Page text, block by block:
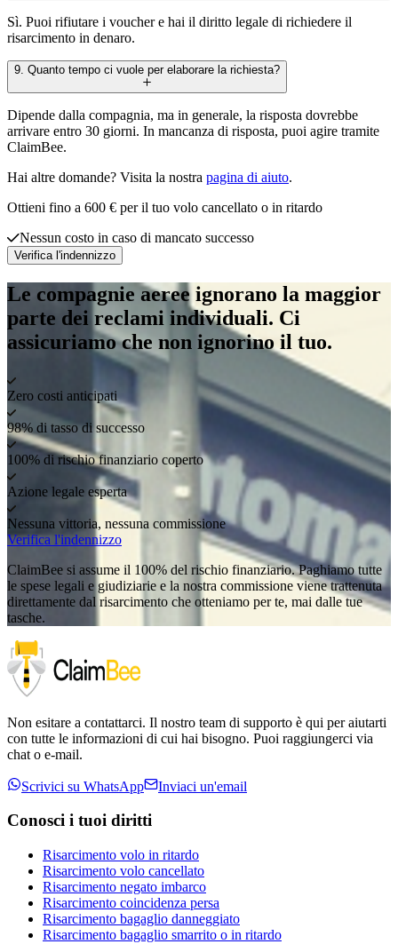
Sì. Puoi rifiutare i voucher e hai il diritto legale di richiedere il
risarcimento in denaro.
9. Quanto tempo ci vuole per elaborare la richiesta?
Dipende dalla compagnia, ma in generale, la risposta dovrebbe
arrivare entro 30 giorni. In mancanza di risposta, puoi agire tramite
ClaimBee.
Hai altre domande? Visita la nostra pagina di aiuto.
Ottieni fino a 600 € per il tuo volo cancellato o in ritardo
Nessun costo in caso di mancato successo
Verifica l'indennizzo
Le compagnie aeree ignorano la maggior
parte dei reclami individuali. Ci
assicuriamo che non ignorino il tuo.
Zero costi anticipati
98% di tasso di successo
100% di rischio finanziario coperto
Azione legale esperta
Nessuna vittoria, nessuna commissione
Verifica l'indennizzo
ClaimBee si assume il 100% del rischio finanziario. Paghiamo tutte
le spese legali e giudiziarie e la nostra commissione viene trattenuta
direttamente dal risarcimento che otteniamo per te, mai dalle tue
tasche.
Non esitare a contattarci. Il nostro team di supporto è qui per aiutarti
con tutte le informazioni di cui hai bisogno. Puoi raggiungerci via
chat o e-mail.
Scrivici su WhatsApp Inviaci un'email
Conosci i tuoi diritti
Risarcimento volo in ritardo
Risarcimento volo cancellato
Risarcimento negato imbarco
Risarcimento coincidenza persa
Risarcimento bagaglio danneggiato
Risarcimento bagaglio smarrito o in ritardo